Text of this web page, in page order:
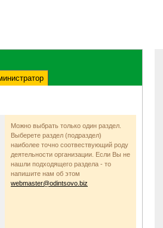
Можно выбрать только один раздел.
Выберете раздел (подраздел)
наиболее точно соотвествующий роду
деятельности организации. Если Вы не
нашли подходящего раздела - то
напишите нам об этом
webmaster@odintsovo.biz